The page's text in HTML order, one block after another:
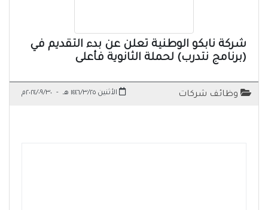
شركة نابكو الوطنية تعلن عن بدء التقديم في
(برنامج نتدرب) لحملة الثانوية فأعلى
وظائف شركات الأثنين ١٤٤٦/٣/٢٥ هـ - ٢٠٢٤/٠٩/٣٠م